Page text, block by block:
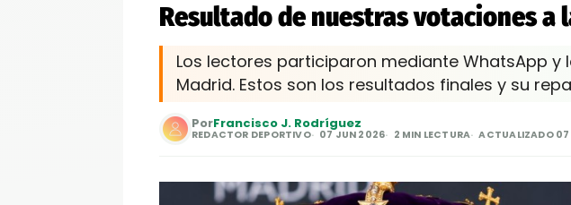
Resultado de nuestras votaciones a
Los lectores participaron mediante WhatsApp y
Madrid. Estos son los resultados finales y su
PorFrancisco J. Rodríguez
REDACTOR DEPORTIVO 07 JUN 2026 2 MIN LECTURA ACTUALIZADO